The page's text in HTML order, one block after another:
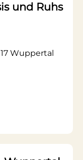
und Ruhs
Wuppertal